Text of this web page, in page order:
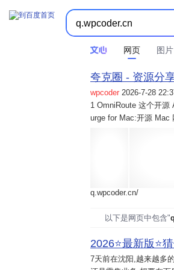
网页 图片
夸克圈 - 资源分
wpcoder 2026-7-28
1 OmniRoute 这个开源
urge for Mac:开源 Mac
q.wpcoder.cn/
以下是网页中包含"
2026⭐️最新版⭐️
7天前在沈阳,越来越多